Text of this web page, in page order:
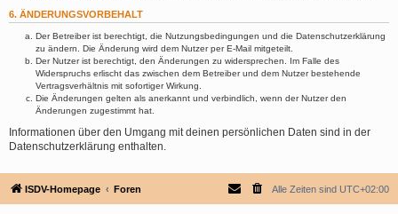
6. ÄNDERUNGSVORBEHALT
Der Betreiber ist berechtigt, die Nutzungsbedingungen und die Datenschutzerklärung
zu ändern. Die Änderung wird dem Nutzer per E-Mail mitgeteilt.
Der Nutzer ist berechtigt, den Änderungen zu widersprechen. Im Falle des
Widerspruchs erlischt das zwischen dem Betreiber und dem Nutzer bestehende
Vertragsverhältnis mit sofortiger Wirkung.
Die Änderungen gelten als anerkannt und verbindlich, wenn der Nutzer den
Änderungen zugestimmt hat.
Informationen über den Umgang mit deinen persönlichen Daten sind in der
Datenschutzerklärung enthalten.
ISDV-Homepage Foren Alle Zeiten sind UTC+02:00